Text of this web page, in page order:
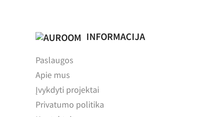
INFORMACIJA
Paslaugos
Apie mus
Įvykdyti projektai
Privatumo politika